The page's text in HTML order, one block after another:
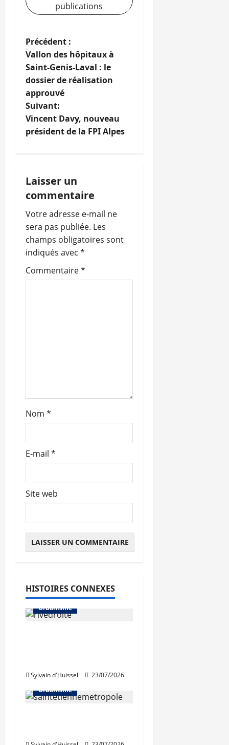
publications
N
a
v
i
g
t
i
o
n
d
’
l
Précédent :
Vallon des hôpitaux à
Saint-Genis-Laval : le
dossier de réalisation
approuvé
Suivant:
Vincent Davy, nouveau
président de la FPI Alpes
Laisser un
commentaire
Votre adresse e-mail ne
sera pas publiée. Les
champs obligatoires sont
indiqués avec *
Commentaire*
Nom *
E-mail *
Site web
HISTOIRES CONNEXES
Urbanisme
Sylvain d'Huissel
23/07/2026
Urbanisme